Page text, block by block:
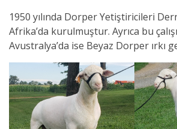
1950 yılında Dorper Yetiştiricileri
Afrika’da kurulmuştur. Ayrıca bu
Avustralya’da ise Beyaz Dorper ırkı